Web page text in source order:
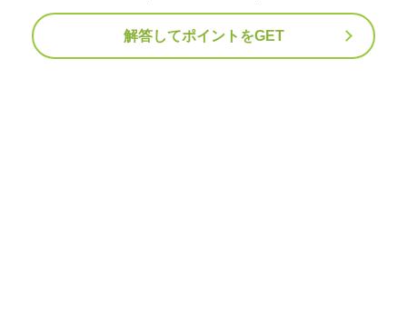
解答してポイントをGET